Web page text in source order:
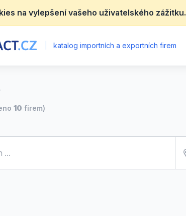
na vylepšení vašeho uživatelského zážitku.
katalog importních a exportních firem
10 firem)